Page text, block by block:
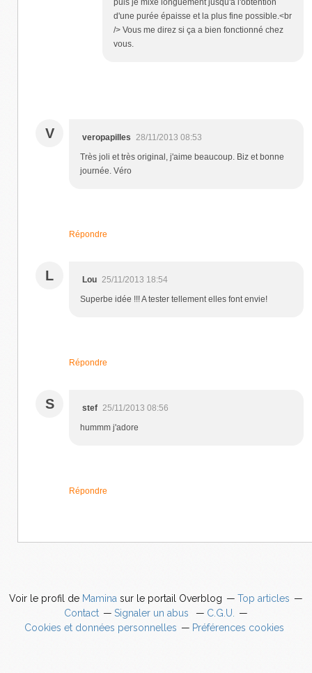
d'une purée épaisse et la plus fine possible.<br
/> Vous me direz si ça a bien fonctionné chez
vous.
V veropapilles
28/11/2013 08:53
Très joli et très original, j'aime beaucoup. Biz et bonne
journée. Véro
Répondre
L Lou 25/11/2013 18:54
Superbe idée !!! A tester tellement elles font envie!
Répondre
S stef 25/11/2013 08:56
hummm j'adore
Répondre
Voir le profil de Mamina sur le portail Overblog
Top articles
Contact
Signaler un abus
C.G.U.
Cookies et données personnelles
Préférences cookies